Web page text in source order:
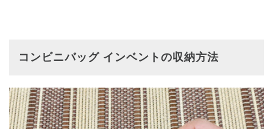
コンビニバッグ インベントの収納方法